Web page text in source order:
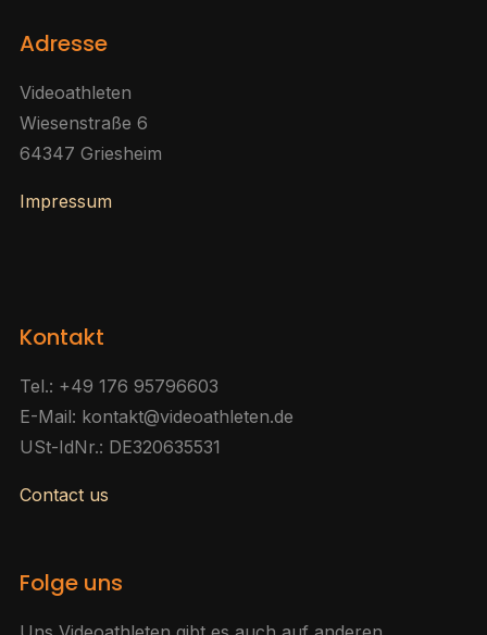
Adresse
Videoathleten
Wiesenstraße 6
64347 Griesheim
Impressum
Kontakt
Tel.: +49 176 95796603
E-Mail: kontakt@videoathleten.de
USt-IdNr.: DE320635531
Contact us
Folge uns